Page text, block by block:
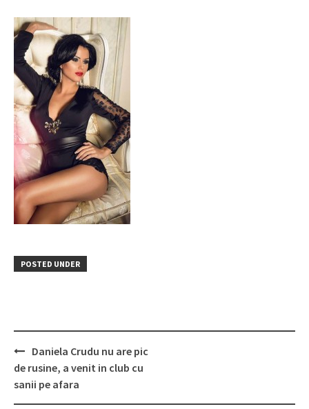
POSTED UNDER
Post
navigation
Daniela Crudu nu are pic
de rusine, a venit in club cu
sanii pe afara